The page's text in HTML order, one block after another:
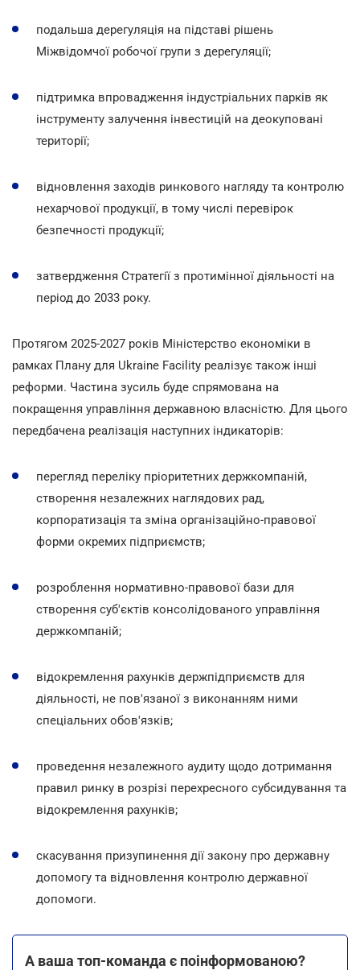
подальша дерегуляція на підставі рішень
Міжвідомчої робочої групи з дерегуляції;
підтримка впровадження індустріальних парків як
інструменту залучення інвестицій на деокуповані
території;
відновлення заходів ринкового нагляду та контролю
нехарчової продукції, в тому числі перевірок
безпечності продукції;
затвердження Стратегії з протимінної діяльності на
період до 2033 року.
Протягом 2025-2027 років Міністерство економіки в
рамках Плану для Ukraine Facility реалізує також інші
реформи. Частина зусиль буде спрямована на
покращення управління державною власністю. Для цього
передбачена реалізація наступних індикаторів:
перегляд переліку пріоритетних держкомпаній,
створення незалежних наглядових рад,
корпоратизація та зміна організаційно-правової
форми окремих підприємств;
розроблення нормативно-правової бази для
створення суб'єктів консолідованого управління
держкомпаній;
відокремлення рахунків держпідприємств для
діяльності, не пов'язаної з виконанням ними
спеціальних обов'язків;
проведення незалежного аудиту щодо дотримання
правил ринку в розрізі перехресного субсидування та
відокремлення рахунків;
скасування призупинення дії закону про державну
допомогу та відновлення контролю державної
допомоги.
А ваша топ-команда є поінформованою?